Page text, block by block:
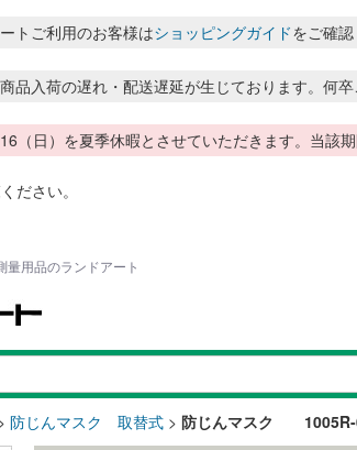
トご利用のお客様はショッピングガイドをご確
品入荷の遅れ・配送遅延が生じております。何
（日）を夏季休暇とさせていただきます。当該
ださい。
用品のランドアート
防じんマスク 取替式 > 防じんマスク 1005R-